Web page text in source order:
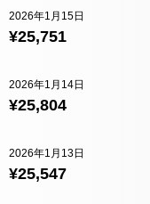
¥25,751
2026年1月15日
¥25,804
2026年1月14日
¥25,547
2026年1月13日